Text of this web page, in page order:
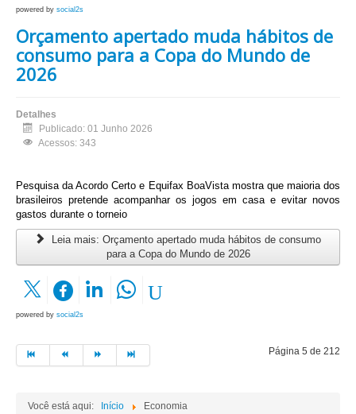
powered by social2s
Orçamento apertado muda hábitos de
consumo para a Copa do Mundo de
2026
Detalhes
Publicado: 01 Junho 2026
Acessos: 343
Pesquisa da Acordo Certo e Equifax BoaVista mostra que maioria dos
brasileiros pretende acompanhar os jogos em casa e evitar novos
gastos durante o torneio
Leia mais: Orçamento apertado muda hábitos de consumo
para a Copa do Mundo de 2026
powered by social2s
Página 5 de 212
Você está aqui: Início Economia